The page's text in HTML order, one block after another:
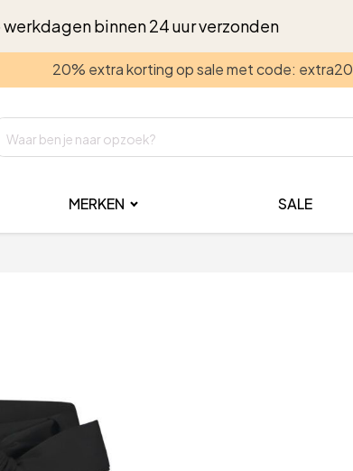
werkdagen binnen 24 uur verzonden
20% extra korting op sale met code: extra20
MERKEN SALE